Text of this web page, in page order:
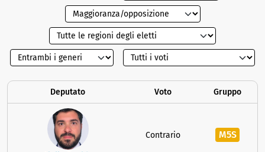
Deputato Voto Gruppo
Contrario M5S